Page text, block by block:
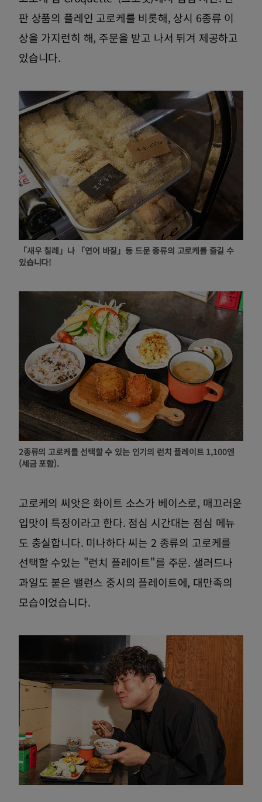
판 상품의 플레인 고로케를 비롯해, 상시 6종류 이
상을 가지런히 해, 주문을 받고 나서 튀겨 제공하고
있습니다.
「새우 칠레」나 「연어 바질」등 드문 종류의 고로케를 즐길 수
있습니다!
2종류의 고로케를 선택할 수 있는 인기의 런치 플레이트 1,100엔
(세금 포함).
고로케의 씨앗은 화이트 소스가 베이스로, 매끄러운
입맛이 특징이라고 한다. 점심 시간대는 점심 메뉴
도 충실합니다. 미나하다 씨는 2 종류의 고로케를
선택할 수있는 "런치 플레이트"를 주문. 샐러드나
과일도 붙은 밸런스 중시의 플레이트에, 대만족의
모습이었습니다.